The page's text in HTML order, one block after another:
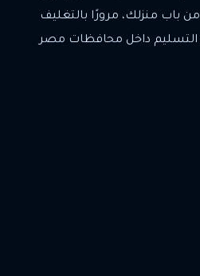
باب منزلك، مرورًا بالتغليف
التسليم داخل محافظات مصر